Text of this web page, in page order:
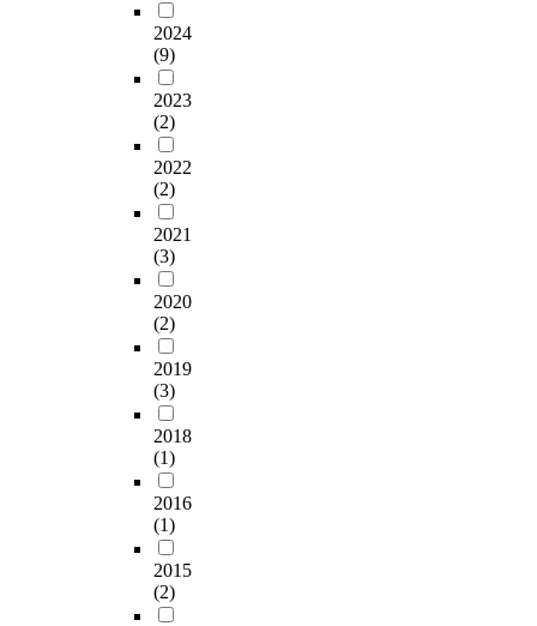
2024
(9)
2023
(2)
2022
(2)
2021
(3)
2020
(2)
2019
(3)
2018
(1)
2016
(1)
2015
(2)